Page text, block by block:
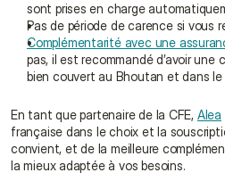
sont prises en charge
Pas de période de carence si vous
Complémentarité avec une
pas, il est recommandé d’avoir une
bien couvert au Bhoutan et dans le
En tant que partenaire de la CFE, Alea
française dans le choix et la
convient, et de la meilleure
la mieux adaptée à vos besoins.